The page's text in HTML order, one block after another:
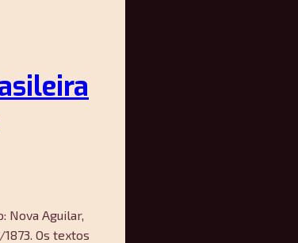
Nova Aguilar,
Os textos